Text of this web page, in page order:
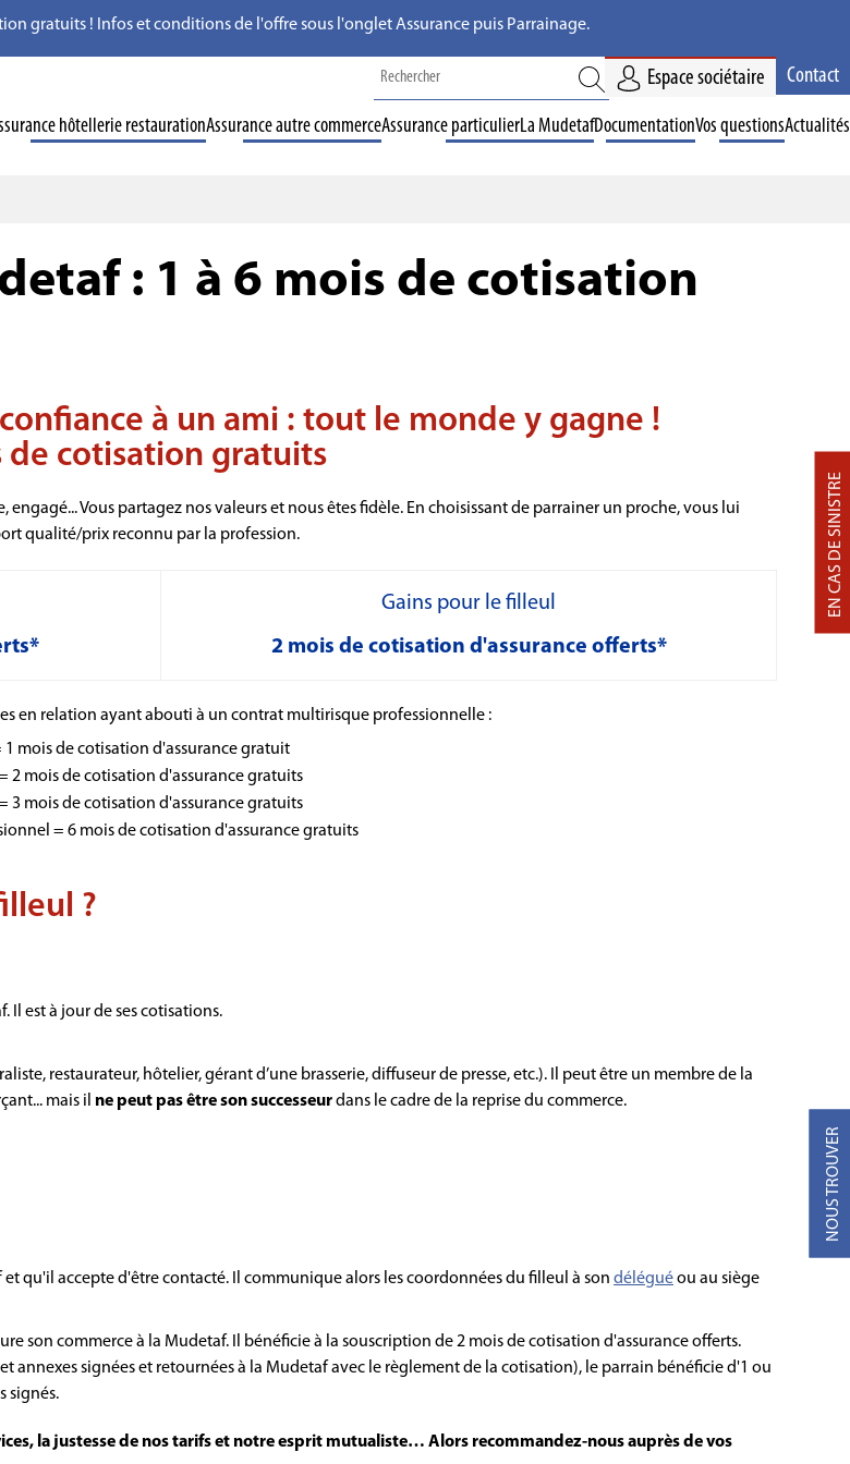
gratuits ! Infos et conditions de l'offre sous l'onglet Assurance puis Parrainage.
hôtellerie restaurationAssurance autre commerceAssurance particulierLa MudetafDocumentationVos questionsActualités
Espace sociétaire Contact
EN CAS DE SINISTRE
NOUS TROUVER
: 1 à 6 mois de cotisation
à un ami : tout le monde y gagne !
de cotisation gratuits
Vous partagez nos valeurs et nous êtes fidèle. En choisissant de parrainer un proche, vous lui
qualité/prix reconnu par la profession.
Gains pour le filleul
2 mois de cotisation d'assurance offerts*
en relation ayant abouti à un contrat multirisque professionnelle :
mois de cotisation d'assurance gratuit
2 mois de cotisation d'assurance gratuits
3 mois de cotisation d'assurance gratuits
= 6 mois de cotisation d'assurance gratuits
?
Il est à jour de ses cotisations.
restaurateur, hôtelier, gérant d’une brasserie, diffuseur de presse, etc.). Il peut être un membre de la
mais il ne peut pas être son successeurdans le cadre de la reprise du commerce.
qu'il accepte d'être contacté. Il communique alors les coordonnées du filleul à son déléguéou au siège
son commerce à la Mudetaf. Il bénéficie à la souscription de 2 mois de cotisation d'assurance offerts.
annexes signées et retournées à la Mudetaf avec le règlement de la cotisation), le parrain bénéficie d'1 ou
signés.
la justesse de nos tarifs et notre esprit mutualiste… Alors recommandez-nous auprès de vos